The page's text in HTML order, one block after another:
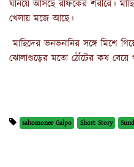
ঘনিয়ে আসছে রফিকের শরীরে।
খেলায় মজে আছে।
মাছিদের ভনভনানির সঙ্গে মিশে
ঝোলাগুড়ের মতো ঠোঁটের কষ বেয়ে
sahomoner Galpo Short Story